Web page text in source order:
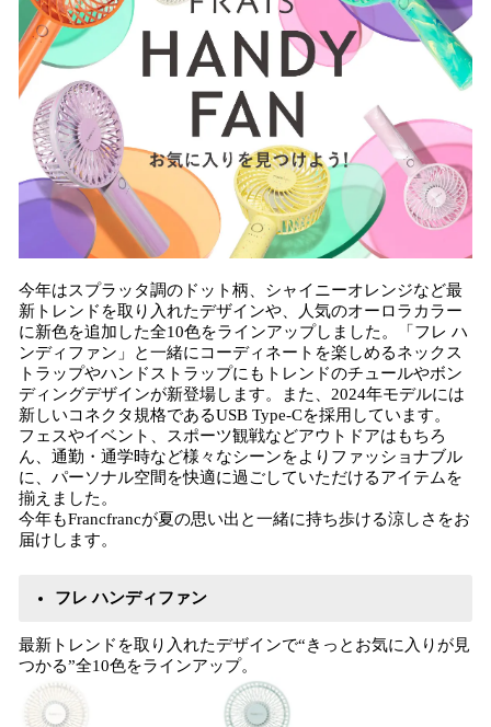
今年はスプラッタ調のドット柄、シャイニーオレンジなど最
新トレンドを取り入れたデザインや、人気のオーロラカラー
に新色を追加した全10色をラインアップしました。「フレ ハ
ンディファン」と一緒にコーディネートを楽しめるネックス
トラップやハンドストラップにもトレンドのチュールやボン
ディングデザインが新登場します。また、2024年モデルには
新しいコネクタ規格であるUSB Type-Cを採用しています。
フェスやイベント、スポーツ観戦などアウトドアはもちろ
ん、通勤・通学時など様々なシーンをよりファッショナブル
に、パーソナル空間を快適に過ごしていただけるアイテムを
揃えました。
今年もFrancfrancが夏の思い出と一緒に持ち歩ける涼しさをお
届けします。
フレ ハンディファン
最新トレンドを取り入れたデザインで“きっとお気に入りが見
つかる”全10色をラインアップ。